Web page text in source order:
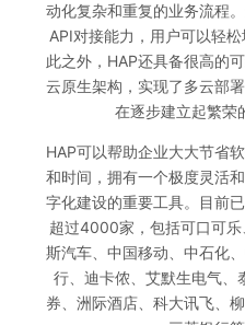
动化复杂和重复的业务流程
API对接能力，用户可以轻
此之外，HAP还具备很高的
云原生架构，实现了多云部
在逐步建立起繁荣
HAP可以帮助企业大大节省
和时间，拥有一个极度灵活
字化建设的重要工具。目前
超过4000家，包括可口可
斯汽车、中国移动、中石化
行、迪卡侬、艾默生电气、
券、洲际酒店、科大讯飞、